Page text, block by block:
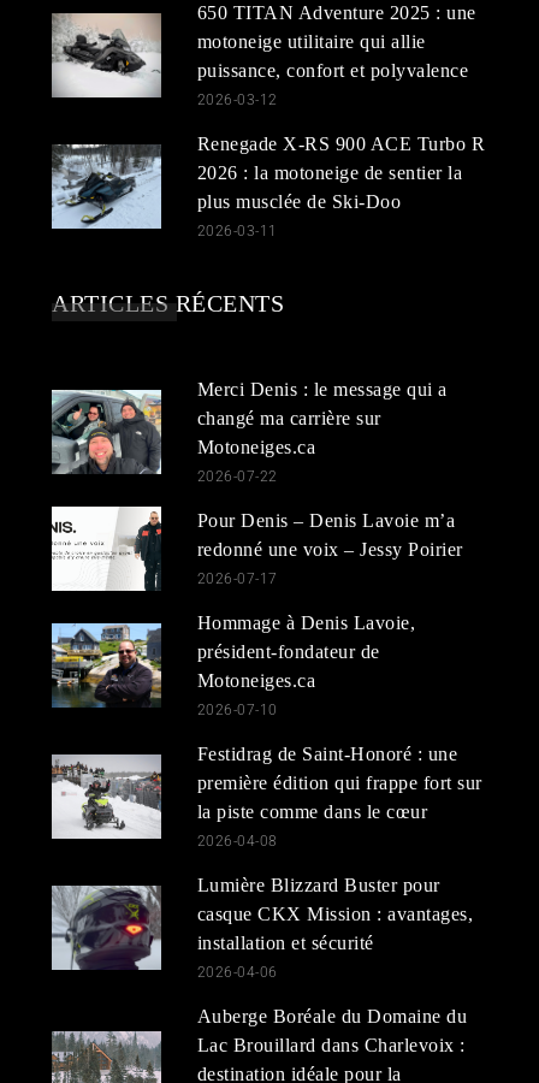
650 TITAN Adventure 2025 : une
motoneige utilitaire qui allie
puissance, confort et polyvalence
2026-03-12
Renegade X-RS 900 ACE Turbo R
2026 : la motoneige de sentier la
plus musclée de Ski-Doo
2026-03-11
ARTICLES RÉCENTS
Merci Denis : le message qui a
changé ma carrière sur
Motoneiges.ca
2026-07-22
Pour Denis – Denis Lavoie m’a
redonné une voix – Jessy Poirier
2026-07-17
Hommage à Denis Lavoie,
président-fondateur de
Motoneiges.ca
2026-07-10
Festidrag de Saint-Honoré : une
première édition qui frappe fort sur
la piste comme dans le cœur
2026-04-08
Lumière Blizzard Buster pour
casque CKX Mission : avantages,
installation et sécurité
2026-04-06
Auberge Boréale du Domaine du
Lac Brouillard dans Charlevoix :
destination idéale pour la